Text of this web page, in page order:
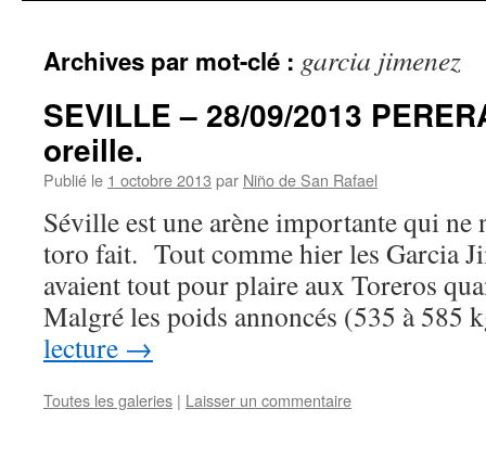
Archives par mot-clé : garcia jimenez
SEVILLE – 28/09/2013
oreille.
Publié le 1 octobre 2013 par Niño de San Rafael
Séville est une arène importante qui ne
toro fait. Tout comme hier les Garcia
avaient tout pour plaire aux Toreros
Malgré les poids annoncés (535 à
lecture →
Toutes les galeries | Laisser un commentaire